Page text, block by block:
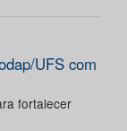
UFS com
fortalecer